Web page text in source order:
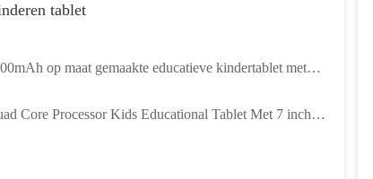
tablet
op maat gemaakte educatieve kindertablet met
Core Processor Kids Educational Tablet Met 7 inch